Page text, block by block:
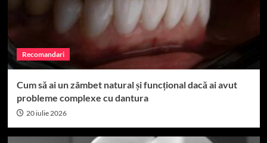
Recomandari
Cum să ai un zâmbet natural și funcțional dacă ai avut
probleme complexe cu dantura
20 iulie 2026